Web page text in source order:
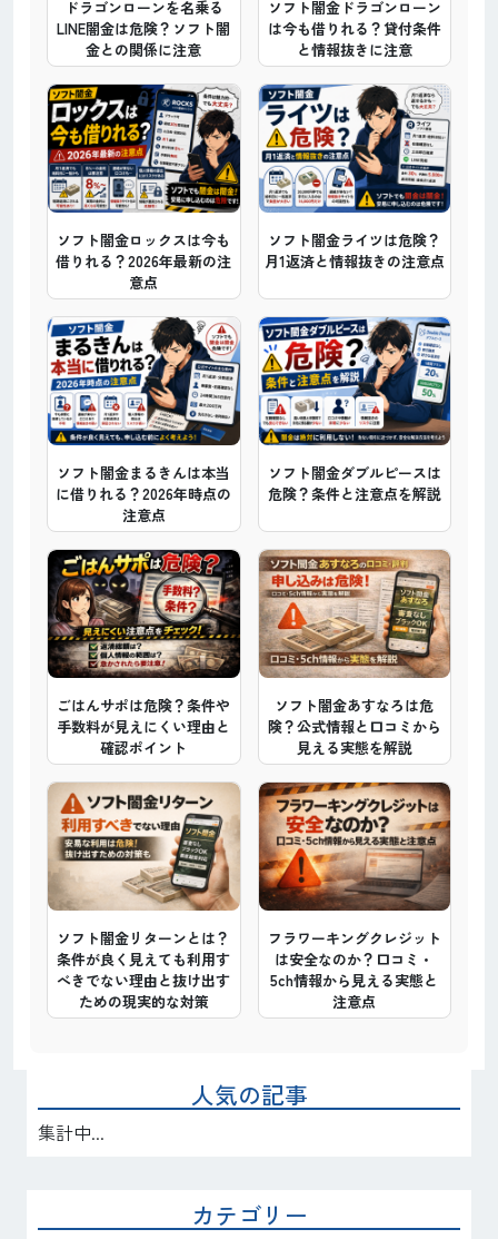
ドラゴンローンを名乗る
LINE闇金は危険？ソフト闇
金との関係に注意
ソフト闇金ドラゴンローン
は今も借りれる？貸付条件
と情報抜きに注意
ソフト闇金ロックスは今も
借りれる？2026年最新の注
意点
ソフト闇金ライツは危険？
月1返済と情報抜きの注意点
ソフト闇金まるきんは本当
に借りれる？2026年時点の
注意点
ソフト闇金ダブルピースは
危険？条件と注意点を解説
ごはんサポは危険？条件や
手数料が見えにくい理由と
確認ポイント
ソフト闇金あすなろは危
険？公式情報と口コミから
見える実態を解説
ソフト闇金リターンとは？
条件が良く見えても利用す
べきでない理由と抜け出す
ための現実的な対策
フラワーキングクレジット
は安全なのか？口コミ・
5ch情報から見える実態と
注意点
人気の記事
集計中...
カテゴリー